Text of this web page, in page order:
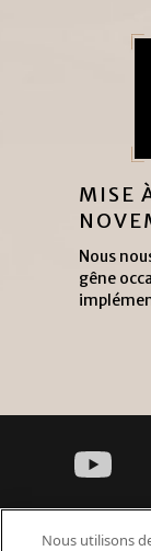
MISE
Nous
gêne
Nous utilisons